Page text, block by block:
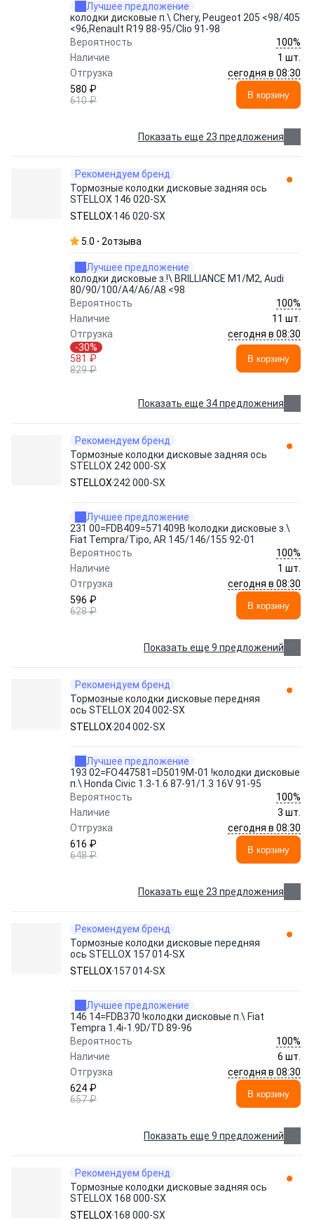
Лучшее предложение
колодки дисковые п.\ Chery, Peugeot 205 <98/405
<96,Renault R19 88-95/Clio 91-98
Вероятность
100%
Наличие
1 шт.
Отгрузка
сегодня в 08:30
580 ₽
610 ₽
В корзину
Показать еще 23 предложения
Рекомендуем бренд
Тормозные колодки дисковые задняя ось
STELLOX 146 020-SX
STELLOX 146 020-SX
5.0 2отзыва
Лучшее предложение
колодки дисковые з.!\ BRILLIANCE M1/M2, Audi
80/90/100/A4/A6/A8 <98
Вероятность
100%
Наличие
11 шт.
Отгрузка
сегодня в 08:30
-30%
581 ₽
829 ₽
В корзину
Показать еще 34 предложения
Рекомендуем бренд
Тормозные колодки дисковые задняя ось
STELLOX 242 000-SX
STELLOX 242 000-SX
Лучшее предложение
231 00=FDB409=571409B !колодки дисковые з.\
Fiat Tempra/Tipo, AR 145/146/155 92-01
Вероятность
100%
Наличие
1 шт.
Отгрузка
сегодня в 08:30
596 ₽
628 ₽
В корзину
Показать еще 9 предложений
Рекомендуем бренд
Тормозные колодки дисковые передняя
ось STELLOX 204 002-SX
STELLOX 204 002-SX
Лучшее предложение
193 02=FO447581=D5019M-01 !колодки дисковые
п.\ Honda Civic 1.3-1.6 87-91/1.3 16V 91-95
Вероятность
100%
Наличие
3 шт.
Отгрузка
сегодня в 08:30
616 ₽
648 ₽
В корзину
Показать еще 23 предложения
Рекомендуем бренд
Тормозные колодки дисковые передняя
ось STELLOX 157 014-SX
STELLOX 157 014-SX
Лучшее предложение
146 14=FDB370 !колодки дисковые п.\ Fiat
Tempra 1.4i-1.9D/TD 89-96
Вероятность
100%
Наличие
6 шт.
Отгрузка
сегодня в 08:30
624 ₽
657 ₽
В корзину
Показать еще 9 предложений
Рекомендуем бренд
Тормозные колодки дисковые задняя ось
STELLOX 168 000-SX
STELLOX 168 000-SX